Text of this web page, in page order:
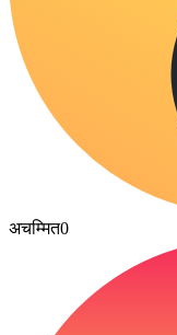
अचम्मित0